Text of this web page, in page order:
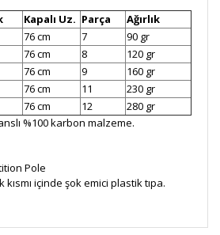
Kapalı Uz. Parça
Ağırlık
76 cm 7
90 gr
76 cm 8
120 gr
76 cm 9
160 gr
76 cm 11
230 gr
76 cm 12
280 gr
%100 karbon malzeme.
Pole
içinde şok emici plastik tıpa.